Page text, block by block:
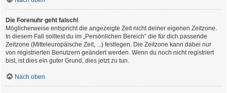
Die Forenuhr geht falsch!
Möglicherweise entspricht die angezeigte Zeit nicht deiner eigenen Zeitzone.
In diesem Fall solltest du im „Persönlichen Bereich“ die für dich passende
Zeitzone (Mitteleuropäische Zeit, ...) festlegen. Die Zeitzone kann dabei nur
von registrierten Benutzern geändert werden. Wenn du noch nicht registriert
bist, ist dies ein guter Grund, dies jetzt zu tun.
Nach oben